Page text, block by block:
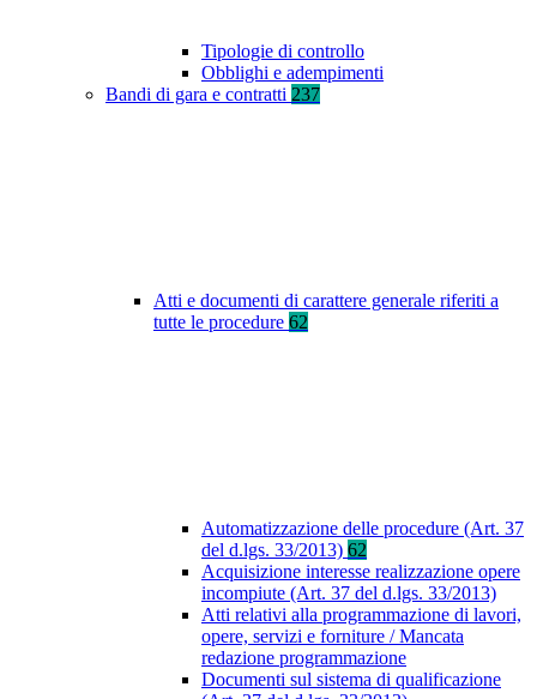
Tipologie di controllo
Obblighi e adempimenti
Bandi di gara e contratti 237
Atti e documenti di carattere generale riferiti a
tutte le procedure 62
Automatizzazione delle procedure (Art. 37
del d.lgs. 33/2013) 62
Acquisizione interesse realizzazione opere
incompiute (Art. 37 del d.lgs. 33/2013)
Atti relativi alla programmazione di lavori,
opere, servizi e forniture / Mancata
redazione programmazione
Documenti sul sistema di qualificazione